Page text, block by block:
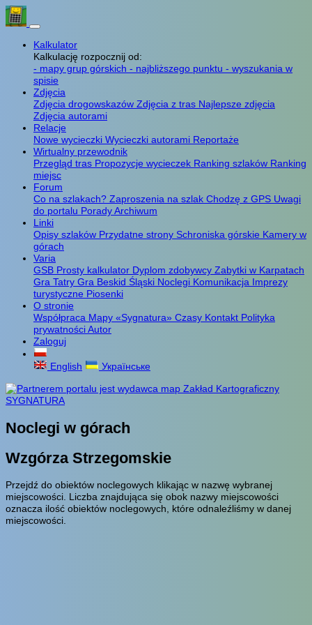
Kalkulator
Kalkulację rozpocznij od:
- mapy grup górskich - najbliższego punktu - wyszukania w
spisie
Zdjęcia
Zdjęcia drogowskazów Zdjęcia z tras Najlepsze zdjęcia
Zdjęcia autorami
Relacje
Nowe wycieczki Wycieczki autorami Reportaże
Wirtualny przewodnik
Przegląd tras Propozycje wycieczek Ranking szlaków Ranking
miejsc
Forum
Co na szlakach? Zaproszenia na szlak Chodzę z GPS Uwagi
do portalu PoradyArchiwum
Linki
Opisy szlaków Przydatne strony Schroniska górskie Kamery w
górach
Varia
GSB Prosty kalkulator Dyplom zdobywcy Zabytki w Karpatach
Gra Tatry Gra Beskid Śląski Noclegi Komunikacja Imprezy
turystyczne Piosenki
O stronie
Współpraca Mapy «Sygnatura» Czasy Kontakt Polityka
prywatnościAutor
Zaloguj
English Українське
Noclegi w górach
Wzgórza Strzegomskie
Przejdź do obiektów noclegowych klikając w nazwę wybranej
miejscowości. Liczba znajdująca się obok nazwy miejscowości
oznacza ilość obiektów noclegowych, które odnaleźliśmy w danej
miejscowości.